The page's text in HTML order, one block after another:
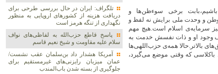
برخی سوءظن‌ها و
و وحدت ملی برایش نه لفظ و
سرمایه‌ی اسلام است.هیچ مهم
وجود او و ذات نفسش خدمت به
بالاتر.حالا همه‌ی حزب‌اللهی‌ها
که وقتی موضع می‌گیرد،
تلگراف: ایران در حال بررسی طرحی برای
دریافت هزینه از کشورهای اروپایی به منظور
نگهداری از تنگه هرمز است
پاسخ قاطع حزب‌الله به لفاظی‌های نواف
سلام علیه مقاومت و شیخ نعیم قاسم
آمریکا هشدار داد بن‌سلمان عقب نشست/
عمان میزبان رایزنی‌های غیرمستقیم برای
جلوگیری از بسته شدن باب‌المندب